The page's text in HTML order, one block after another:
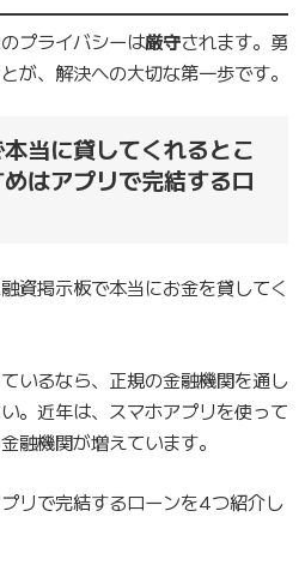
プライバシーは厳守されます。勇
が、解決への大切な第一歩です。
当に貸してくれるとこ
はアプリで完結するロ
資掲示板で本当にお金を貸してく
いるなら、正規の金融機関を通し
。近年は、スマホアプリを使って
融機関が増えています。
リで完結するローンを4つ紹介し